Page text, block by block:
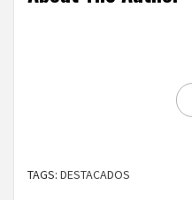
TAGS: DESTACADOS